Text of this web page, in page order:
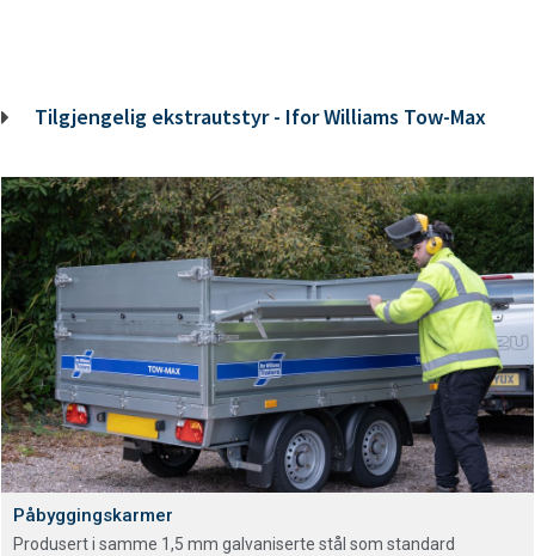
Tilgjengelig ekstrautstyr - Ifor Williams Tow-Max
Påbyggingskarmer
Produsert i samme 1,5 mm galvaniserte stål som standard